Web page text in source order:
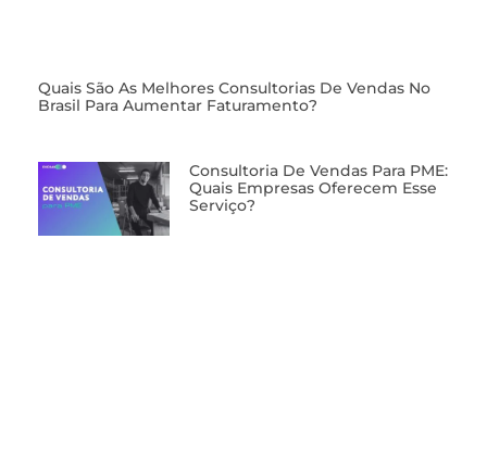
⁠Quais São As Melhores Consultorias De Vendas No
Brasil Para Aumentar Faturamento?
⁠Consultoria De Vendas Para PME:
Quais Empresas Oferecem Esse
Serviço?